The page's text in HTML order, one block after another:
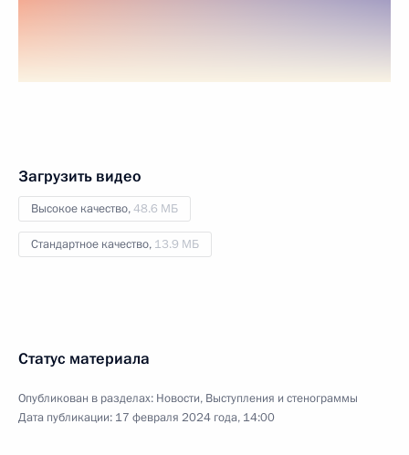
Загрузить видео
Высокое качество,48.6 МБ
Стандартное качество, 13.9 МБ
Статус материала
Опубликован в разделах: Новости, Выступления и стенограммы
Дата публикации: 17 февраля 2024 года, 14:00